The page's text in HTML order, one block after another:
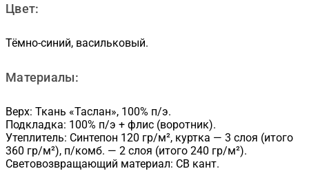
Цвет:
Тёмно-синий, васильковый.
Материалы:
Верх: Ткань «Таслан», 100% п/э.
Подкладка: 100% п/э + флис (воротник).
Утеплитель: Синтепон 120 гр/м², куртка — 3 слоя (итого
360 гр/м²), п/комб. — 2 слоя (итого 240 гр/м²).
Световозвращающий материал: СВ кант.